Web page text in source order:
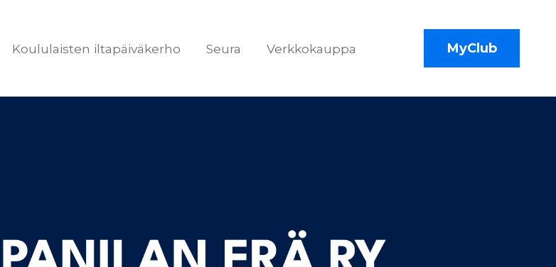
Koululaisten iltapäiväkerho Seura Verkkokauppa MyClub